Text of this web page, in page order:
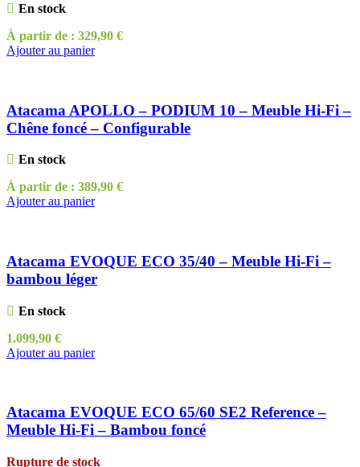
En stock
À partir de : 329,90 €
Ajouter au panier
Atacama APOLLO – PODIUM 10 – Meuble Hi-Fi –
Chêne foncé – Configurable
En stock
À partir de : 389,90 €
Ajouter au panier
Atacama EVOQUE ECO 35/40 – Meuble Hi-Fi –
bambou léger
En stock
1.099,90 €
Ajouter au panier
Atacama EVOQUE ECO 65/60 SE2 Reference –
Meuble Hi-Fi – Bambou foncé
Rupture de stock